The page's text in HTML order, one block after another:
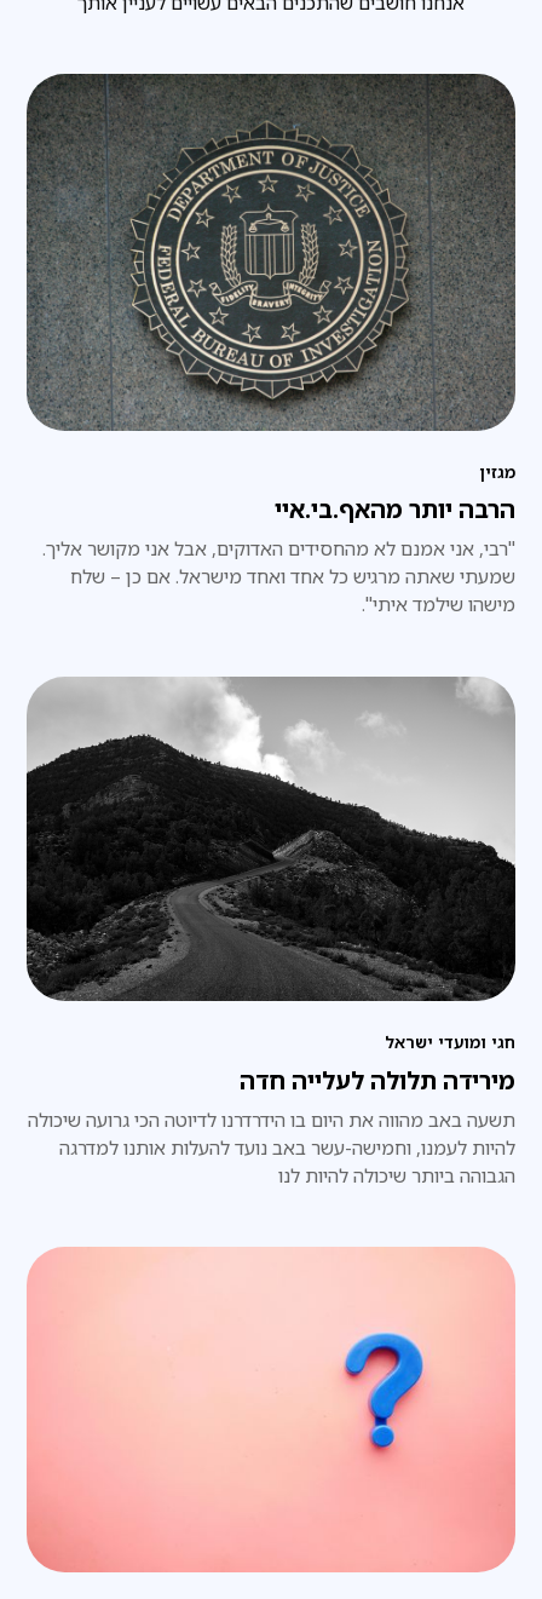
מגזין
הרבה יותר מהאף.בי.איי
"רבי, אני אמנם לא מהחסידים האדוקים, אבל אני מקושר אליך.
שמעתי שאתה מרגיש כל אחד ואחד מישראל. אם כן – שלח
מישהו שילמד איתי".
חגי ומועדי ישראל
מירידה תלולה לעלייה חדה
תשעה באב מהווה את היום בו הידרדרנו לדיוטה הכי גרועה שיכולה
להיות לעמנו, וחמישה-עשר באב נועד להעלות אותנו למדרגה
הגבוהה ביותר שיכולה להיות לנו